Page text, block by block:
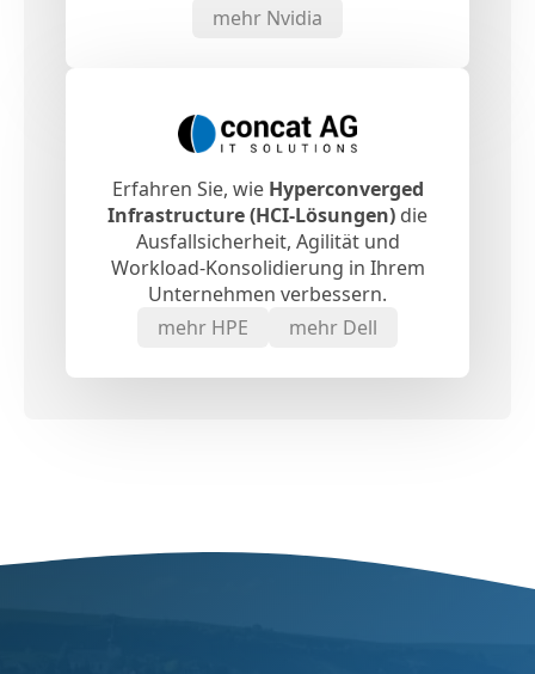
mehr Nvidia
Erfahren Sie, wie Hyperconverged
Infrastructure (HCI-Lösungen) die
Ausfallsicherheit, Agilität und
Workload-Konsolidierung in Ihrem
Unternehmen verbessern.
mehr HPE
mehr Dell